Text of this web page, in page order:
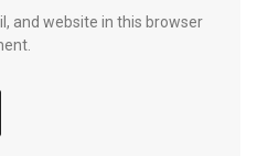
and website in this browser